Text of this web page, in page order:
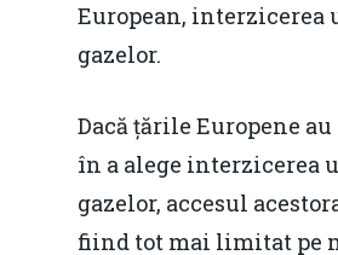
European,
gazelor.
Dacă țările Europene
în a alege interzicerea
gazelor, accesul
fiind tot mai limitat pe